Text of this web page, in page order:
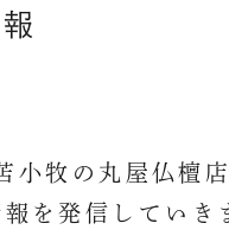
小牧の 丸屋仏檀
報を発信していき